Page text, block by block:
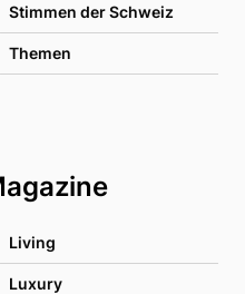
Stimmen der Schweiz
Themen
Living
Luxury